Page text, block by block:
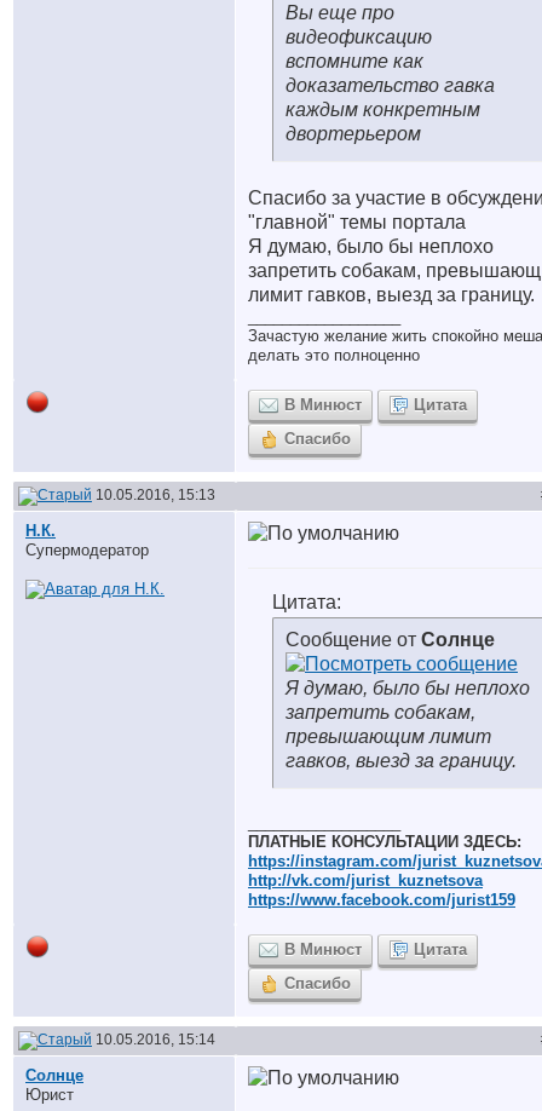
Вы еще про
видеофиксацию
вспомните как
доказательство гавка
каждым конкретным
двортерьером
Спасибо за участие в
"главной" темы портала
Я думаю, было бы неплохо
запретить собакам,
лимит гавков, выезд за границу.
Зачастую желание жить спокойно
делать это полноценно
В Минюст
Цитата
Спасибо
10.05.2016, 15:13
Н.К.
Супермодератор
Цитата:
Сообщение от Солнце
Я думаю, было бы неплохо
запретить собакам,
превышающим лимит
гавков, выезд за границу.
ПЛАТНЫЕ КОНСУЛЬТАЦИИ ЗДЕСЬ:
https://instagram.com/
http://vk.com/jurist_kuznetsova
https://www.facebook.com/jurist159
В Минюст
Цитата
Спасибо
10.05.2016, 15:14
Солнце
Юрист